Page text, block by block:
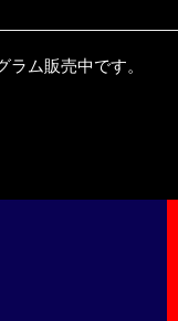
ム販売中です。